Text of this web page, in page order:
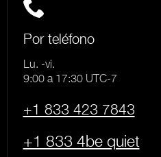
Por teléfono
Lu. -vi.
9:00 a 17:30 UTC-7
+1 833 423 7843
+1 833 4be quiet